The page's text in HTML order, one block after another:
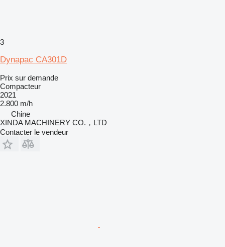
3
Dynapac CA301D
Prix sur demande
Compacteur
2021
2.800 m/h
Chine
XINDA MACHINERY CO.，LTD
Contacter le vendeur